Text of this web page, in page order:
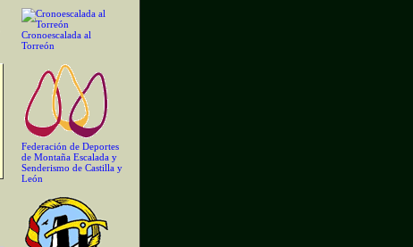
Cronoescalada al
Torreón
Federación de Deportes
de Montaña Escalada y
Senderismo de Castilla y
León